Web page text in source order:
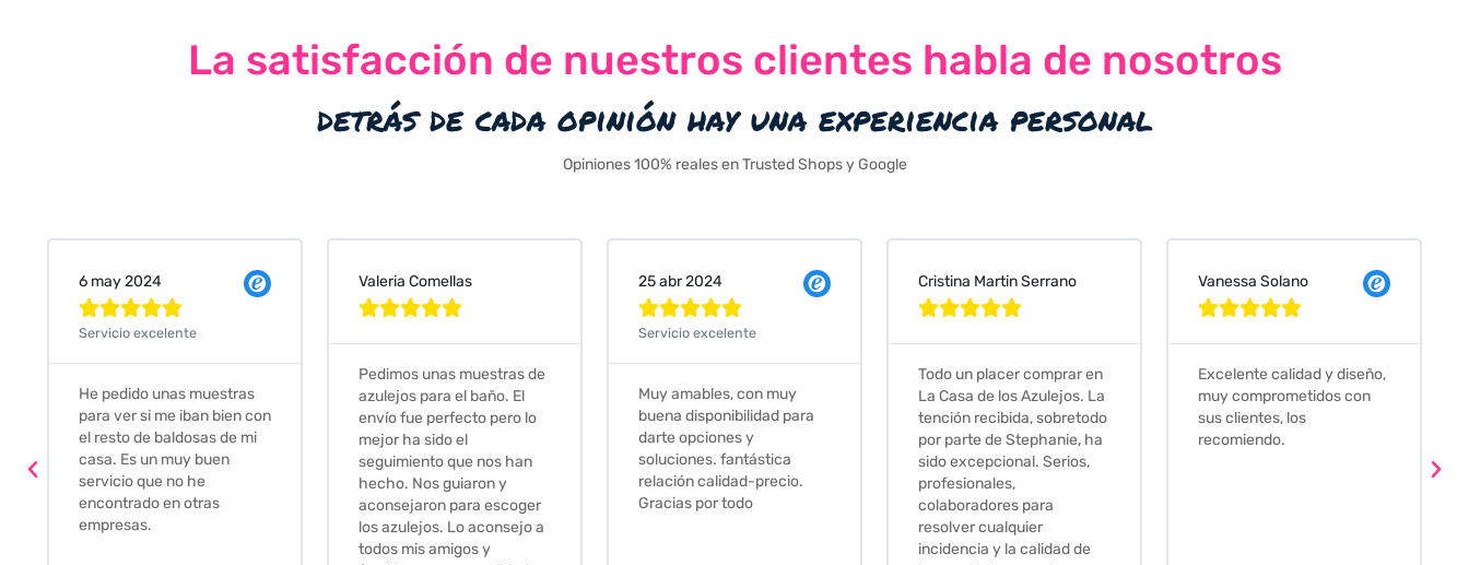
La satisfacción de nuestros clientes habla de nosotros
detrás de cada opinión hay una experiencia personal
Opiniones 100% reales en Trusted Shops y Google
Valeria Comellas

azulejos para el baño. El
envío fue perfecto pero lo
mejor ha sido el
seguimiento que nos han
hecho. Nos guiaron y
aconsejaron para escoger
los azulejos. Lo aconsejo a
25 abr 2024

Muy amables, con muy
buena disponibilidad para
darte opciones y
soluciones. fantástica
relación calidad-precio.
Gracias por todo
Cristina Martin Serrano

La Casa de los Azulejos. La
tención recibida, sobretodo
por parte de Stephanie, ha
sido excepcional. Serios,
profesionales,
colaboradores para
Vanessa Solano

Excelente calidad y diseño,
muy comprometidos con
sus clientes, los
recomiendo.
Judit Bonet Pardell

Que decir, si teneis que
comprar alguna baldosa
este és el sitio indicado! Yo
pedi una muestra y me